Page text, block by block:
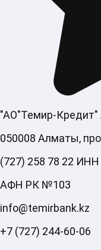
"АО"Темир-Кредит"
050008 Алматы,
(727) 258 78 22
АФН РК №103
info@temirbank.kz
+7 (727) 244-60-06